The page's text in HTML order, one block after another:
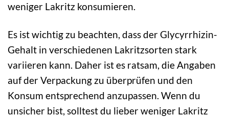
weniger Lakritz konsumieren.
Es ist wichtig zu beachten, dass der Glycyrrhizin-
Gehalt in verschiedenen Lakritzsorten stark
variieren kann. Daher ist es ratsam, die Angaben
auf der Verpackung zu überprüfen und den
Konsum entsprechend anzupassen. Wenn du
unsicher bist, solltest du lieber weniger Lakritz